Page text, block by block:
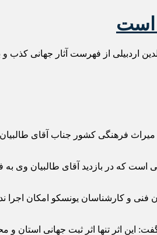
است
اردبیلی از فهرست آثار جهانی
فرهنگی کشور جناب آقای
که در بازدید آقای طالبیان وی به
کارشناسان یونسکو امکان اجرا
این اثر تنها اثر ثبت جهانی